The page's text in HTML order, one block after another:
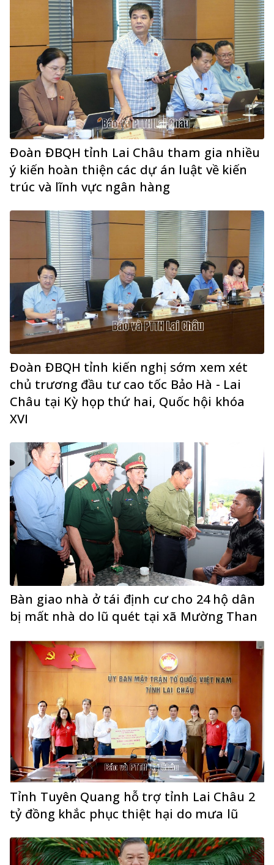
Đoàn ĐBQH tỉnh Lai Châu tham gia nhiều
ý kiến hoàn thiện các dự án luật về kiến
trúc và lĩnh vực ngân hàng
Đoàn ĐBQH tỉnh kiến nghị sớm xem xét
chủ trương đầu tư cao tốc Bảo Hà - Lai
Châu tại Kỳ họp thứ hai, Quốc hội khóa
XVI
Bàn giao nhà ở tái định cư cho 24 hộ dân
bị mất nhà do lũ quét tại xã Mường Than
Tỉnh Tuyên Quang hỗ trợ tỉnh Lai Châu 2
tỷ đồng khắc phục thiệt hại do mưa lũ